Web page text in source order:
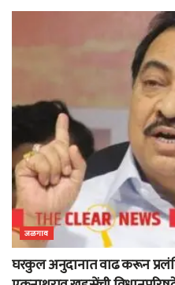
जळगाव
घरकुल अनुदानात वाढ करून